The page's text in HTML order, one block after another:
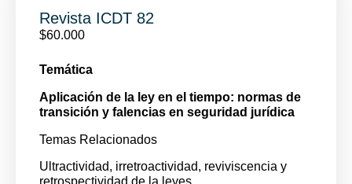
Revista ICDT 82
$60.000
Temática
Aplicación de la ley en el tiempo: normas de
transición y falencias en seguridad jurídica
Temas Relacionados
Ultractividad, irretroactividad, reviviscencia y
retrospectividad de la leyes